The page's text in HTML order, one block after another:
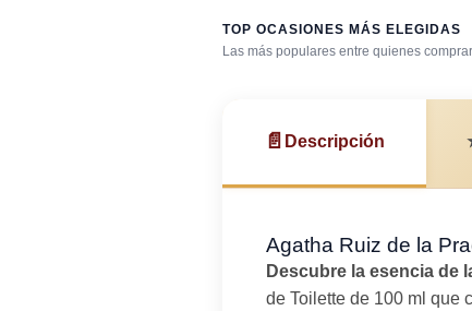
TOP OCASIONES MÁS ELEGIDAS
Las más populares entre quienes
Día caluroso / clima cálido
📄 Descripción
Agatha Ruiz de la
Descubre la esencia de
de Toilette de 100 ml que